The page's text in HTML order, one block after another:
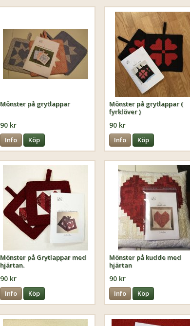
Mönster på grytlappar
90 kr
Info Köp
Mönster på grytlappar (
fyrklöver )
90 kr
Info Köp
Mönster på Grytlappar med
hjärtan.
90 kr
Info Köp
Mönster på kudde med
hjärtan
90 kr
Info Köp